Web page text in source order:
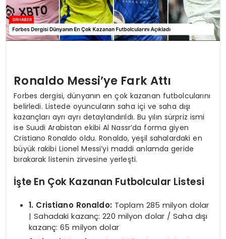
Ronaldo Messi’ye Fark Attı
Forbes dergisi, dünyanın en çok kazanan futbolcularını
belirledi. Listede oyuncuların saha içi ve saha dışı
kazançları ayrı ayrı detaylandırıldı. Bu yılın sürpriz ismi
ise Suudi Arabistan ekibi Al Nassr’da forma giyen
Cristiano Ronaldo oldu. Ronaldo, yeşil sahalardaki en
büyük rakibi Lionel Messi’yi maddi anlamda geride
bırakarak listenin zirvesine yerleşti.
İşte En Çok Kazanan Futbolcular Listesi
1. Cristiano Ronaldo: Toplam 285 milyon dolar
| Sahadaki kazanç: 220 milyon dolar / Saha dışı
kazanç: 65 milyon dolar